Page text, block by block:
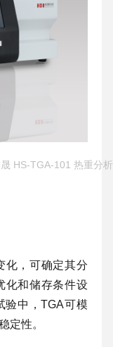
晟 HS-TGA-101 热重分
化，可确定其分
化和储存条件设
验中，TGA可模
定性‌。